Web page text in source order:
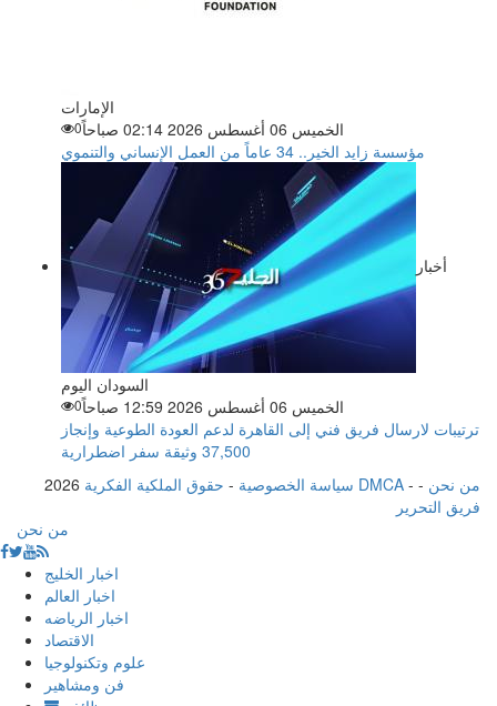
الإمارات
الخميس 06 أغسطس 2026 02:14 صباحاً
0
مؤسسة زايد الخير.. 34 عاماً من العمل الإنساني والتنموي
أخبار
السودان اليوم
الخميس 06 أغسطس 2026 12:59 صباحاً
0
ترتيبات لارسال فريق فني إلى القاهرة لدعم العودة الطوعية وإنجاز
37,500 وثيقة سفر اضطرارية
2026
سياسة الخصوصية - حقوق الملكية الفكرية DMCA - من نحن -
فريق التحرير
من نحن
اخبار الخليج
اخبار العالم
اخبار الرياضه
الاقتصاد
علوم وتكنولوجيا
فن ومشاهير